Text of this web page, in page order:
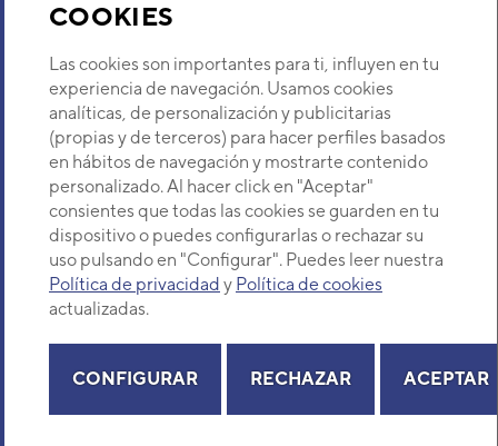
COOKIES
Las cookies son importantes para ti, influyen en tu
experiencia de navegación. Usamos cookies
analíticas, de personalización y publicitarias
(propias y de terceros) para hacer perfiles basados
en hábitos de navegación y mostrarte contenido
personalizado. Al hacer click en "Aceptar"
consientes que todas las cookies se guarden en tu
dispositivo o puedes configurarlas o rechazar su
uso pulsando en "Configurar". Puedes leer nuestra
Política de privacidad y Política de cookies
actualizadas.
CONFIGURAR RECHAZAR ACEPTAR
Descubre Eurofred
Dónde Estamos
¿Buscas un servicio técnico?
Selecciona provincia